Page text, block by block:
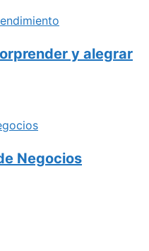
y alegrar
Negocios